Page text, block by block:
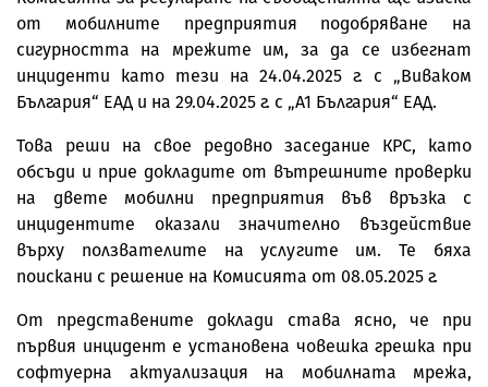
от мобилните предприятия подобряване на
сигурността на мрежите им, за да се избегнат
инциденти като тези на 24.04.2025 г. с „Виваком
България“ ЕАД и на 29.04.2025 г. с „А1 България“ ЕАД.
Това реши на свое редовно заседание КРС, като
обсъди и прие докладите от вътрешните проверки
на двете мобилни предприятия във връзка с
инцидентите оказали значително въздействие
върху ползвателите на услугите им. Те бяха
поискани с решение на Комисията от 08.05.2025 г.
От представените доклади става ясно, че при
първия инцидент е установена човешка грешка при
софтуерна актуализация на мобилната мрежа,